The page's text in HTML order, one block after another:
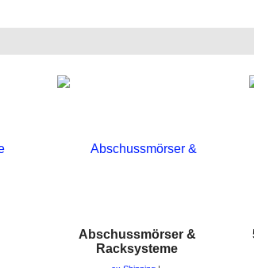
Abschussmörser &
Racksysteme